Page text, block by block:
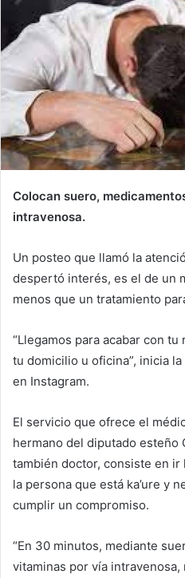
Colocan suero,
intravenosa.
Un posteo que llamó la
despertó interés, es el de un
menos que un tratamiento
“Llegamos para acabar con
tu domicilio u oficina”, inicia
en Instagram.
El servicio que ofrece el
hermano del diputado esteño
también doctor, consiste en ir
la persona que está ka’ure y
cumplir un compromiso.
“En 30 minutos, mediante
vitaminas por vía